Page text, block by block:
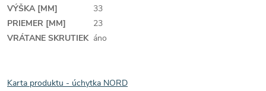
VÝŠKA [MM]
33
PRIEMER [MM]
23
VRÁTANE SKRUTIEK áno
Karta produktu - úchytka NORD